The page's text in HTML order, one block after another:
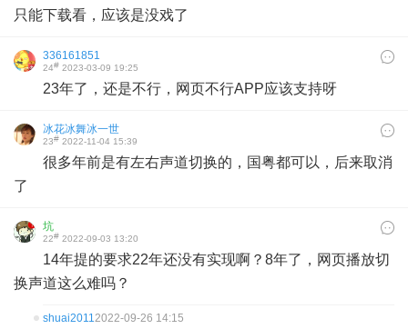
只能下载看，应该是没戏了
336161851
24# 2023-03-09 19:25
23年了，还是不行，网页不行APP应该支持呀
冰花冰舞冰一世
23# 2022-11-04 15:39
很多年前是有左右声道切换的，国粤都可以，后来取消
了
坑
22# 2022-09-03 13:20
14年提的要求22年还没有实现啊？8年了，网页播放切
换声道这么难吗？
shuai20112022-09-26 14:15